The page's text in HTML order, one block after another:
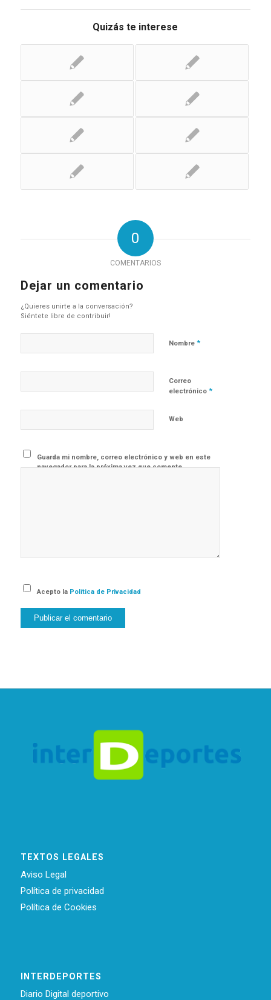
Quizás te interese
0
COMENTARIOS
Dejar un comentario
¿Quieres unirte a la conversación?
Siéntete libre de contribuir!
Nombre *
Correo
electrónico *
Web
Guarda mi nombre, correo electrónico y web en este
navegador para la próxima vez que comente.
Acepto la Política de Privacidad
TEXTOS LEGALES
Aviso Legal
Política de privacidad
Política de Cookies
INTERDEPORTES
Diario Digital deportivo